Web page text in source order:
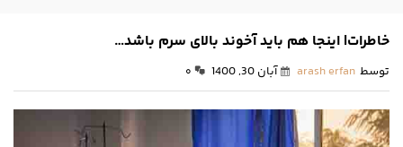
خاطرات| اینجا هم باید آخوند بالای سرم باشد…
توسط arash erfan آبان 30, 1400 ۰